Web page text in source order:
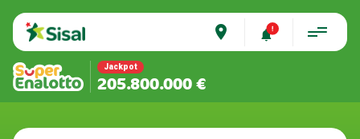
place
Jackpot
205.800.000 €